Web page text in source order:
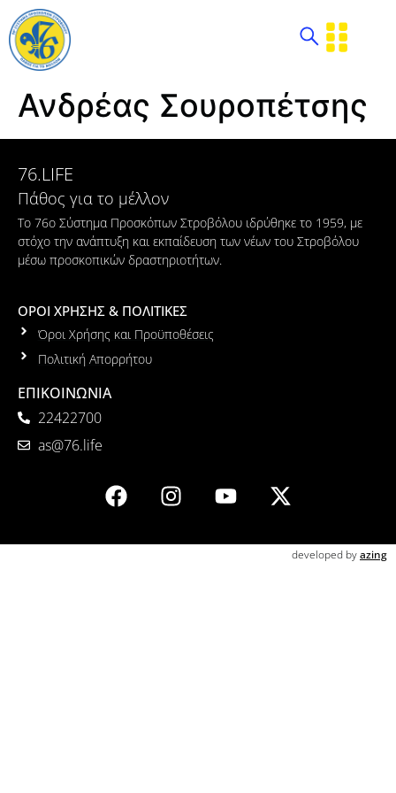
Ανδρέας Σουροπέτσης
76.LIFE
Πάθος για το μέλλον
Το 76ο Σύστημα Προσκόπων Στροβόλου ιδρύθηκε το 1959, με
στόχο την ανάπτυξη και εκπαίδευση των νέων του Στροβόλου
μέσω προσκοπικών δραστηριοτήτων.
ΟΡΟΙ ΧΡΗΣΗΣ & ΠΟΛΙΤΙΚΕΣ
Όροι Χρήσης και Προϋποθέσεις
Πολιτική Απορρήτου
ΕΠΙΚΟΙΝΩΝΙΑ
22422700
as@76.life
developed byazing